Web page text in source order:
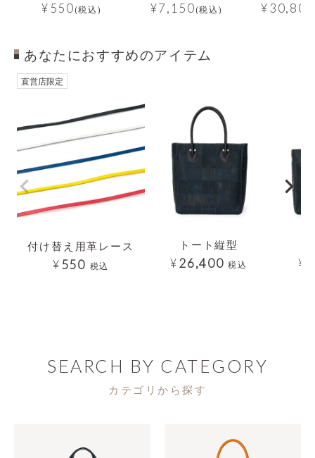
¥ 550(税込) ¥7,150(税込) ¥30,800
あなたにおすすめのアイテム
直営店限定
付け替え用革レース
¥550 税込
トート縦型
¥26,400 税込
¥
SEARCH BY CATEGORY
カテゴリから探す